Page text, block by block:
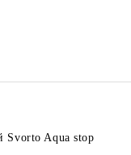
Svorto Aqua stop